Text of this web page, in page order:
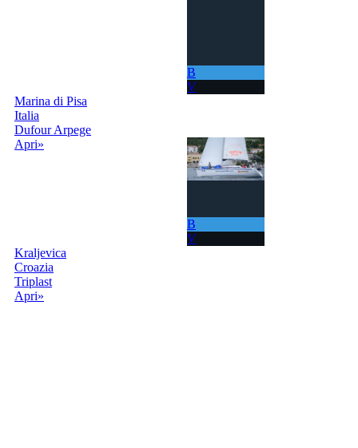
B
V
Marina di Pisa
Italia
Dufour Arpege
Apri»
B
V
Kraljevica
Croazia
Triplast
Apri»